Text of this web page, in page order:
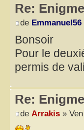
Re:
de Emmanuel56
Bonsoir
Pour le
permis de
Re:
de Arrakis »